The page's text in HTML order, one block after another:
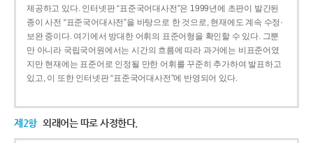
제공하고 있다. 인터넷판 “표준국어대사전”은 1999년에 초판이 발간된
종이 사전 “표준국어대사전”을 바탕으로 한 것으로, 현재에도 계속 수정·
보완 중이다. 여기에서 방대한 어휘의 표준어형을 확인할 수 있다. 그뿐
만 아니라 국립국어원에서는 시간의 흐름에 따라 과거에는 비표준어였
지만 현재에는 표준어로 인정될 만한 어휘를 꾸준히 추가하여 발표하고
있고, 이 또한 인터넷판 “표준국어대사전”에 반영되어 있다.
제2항 외래어는 따로 사정한다.